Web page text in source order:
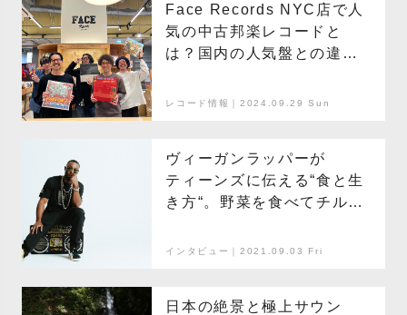
Face Records NYC店で人
気の中古邦楽レコードと
は？国内の人気盤との違い
レコード情報｜2024.09.29 Sun
ヴィーガンラッパーが
ティーンズに伝える“食と生
き方“。野菜を食べてチルな
インタビュー｜2021.09.03 Fri
日本の絶景と極上サウン